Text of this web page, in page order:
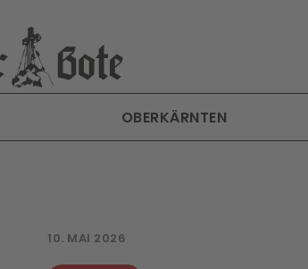
OBERKÄRNTEN
10. MAI 2026